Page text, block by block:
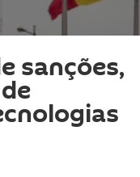
sanções,